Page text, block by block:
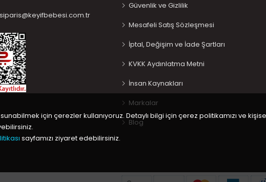
Güvenlik ve Gizlilik
Mesafeli Satış Sözleşmesi
İptal, Değişim ve İade Şartları
KVKK Aydınlatma Metni
İnsan Kaynakları
Markalar
Blog
için çerezler kullanıyoruz. Detaylı bilgi için çerez politikamızı ve
sayfamızı ziyaret edebilirsiniz.